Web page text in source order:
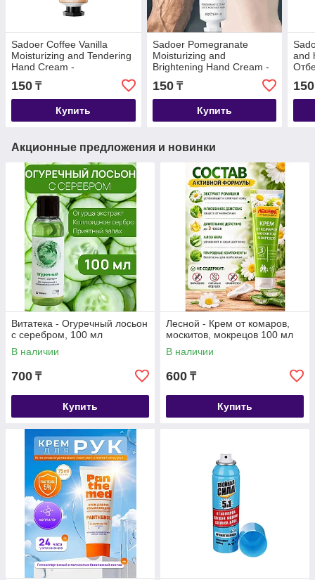
Sadoer Coffee Vanilla
Moisturizing and Tendering
Hand Cream -
Увлажняющий и
смягчающий крем для рук
«Кофе-ваниль» 20гр
150 ₸
Купить
Sadoer Pomegranate
Moisturizing and
Brightening Hand Cream -
Увлажняющий и
осветляющий крем для
рук с гранатом 30 гр
150₸
Купить
and
рук
гр
150
Акционные предложения и новинки
Витатека - Огуречный лосьон
с серебром, 100 мл
В наличии
700 ₸
Купить
Лесной - Крем от комаров,
москитов, мокрецов 100 мл
В наличии
600 ₸
Купить